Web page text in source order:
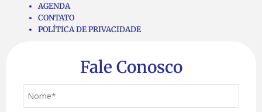
AGENDA
CONTATO
POLÍTICA DE PRIVACIDADE
Fale Conosco